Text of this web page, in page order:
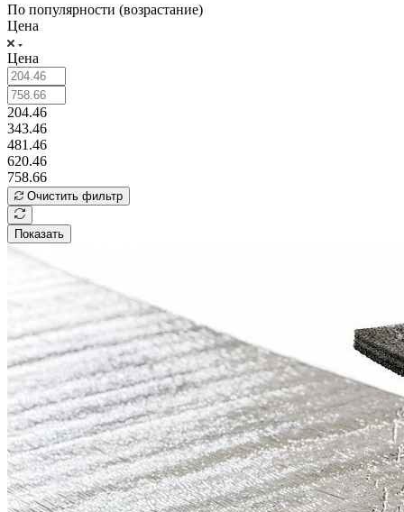
По популярности (возрастание)
Цена
Цена
204.46
343.46
481.46
620.46
758.66
Очистить фильтр
Показать